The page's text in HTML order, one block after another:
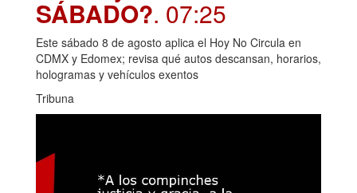
SÁBADO?. 07:25
Este sábado 8 de agosto aplica el Hoy No Circula en
CDMX y Edomex; revisa qué autos descansan, horarios,
hologramas y vehículos exentos
Tribuna